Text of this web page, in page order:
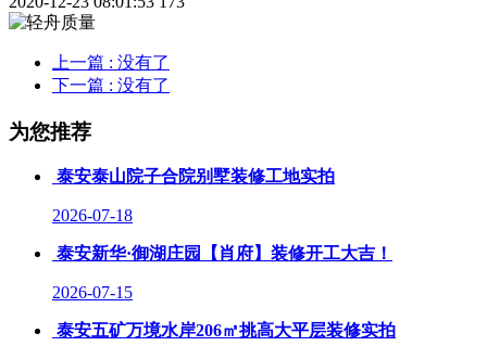
上一篇 : 没有了
下一篇 : 没有了
为您推荐
泰安泰山院子合院别墅装修工地实拍
2026-07-18
泰安新华·御湖庄园【肖府】装修开工大吉！
2026-07-15
泰安五矿万境水岸206㎡挑高大平层装修实拍